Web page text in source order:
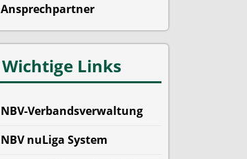
Ansprechpartner
Wichtige Links
NBV-Verbandsverwaltung
NBV nuLiga System